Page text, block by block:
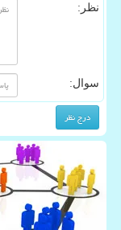
نظر:
سوال: